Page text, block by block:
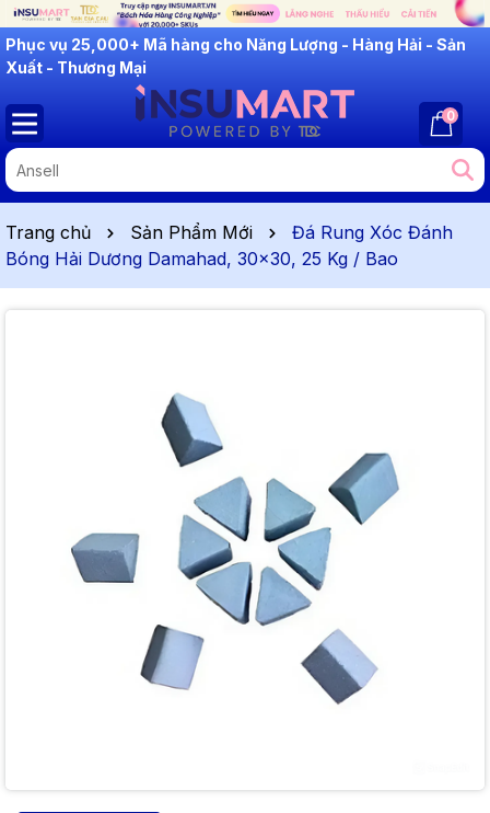
INSUMART: Lắng Nghe - Thấu Hiểu - Cải Tiến
Phục vụ 25,000+ Mã hàng cho Năng Lượng - Hàng Hải - Sản
Xuất - Thương Mại
0
Trang chủ Sản Phẩm Mới
Đá Rung Xóc Đánh
Bóng Hải Dương Damahad, 30x30, 25 Kg / Bao